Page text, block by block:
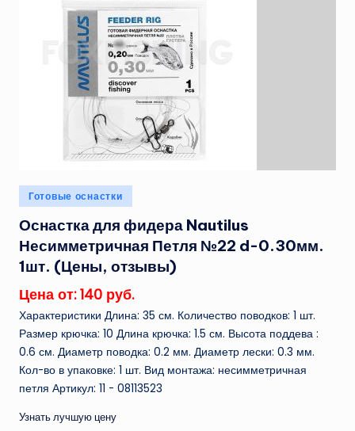
Опубликовано
в
Готовые оснастки
Оснастка для фидера Nautilus
Несимметричная Петля №22 d-0.30мм.
1шт. (Цены, отзывы)
Цена от: 140 руб.
Характеристики Длина: 35 см. Количество поводков: 1 шт.
Размер крючка: 10 Длина крючка: 1.5 см. Высота поддева :
0.6 см. Диаметр поводка: 0.2 мм. Диаметр лески: 0.3 мм.
Кол-во в упаковке: 1 шт. Вид монтажа: несимметричная
петля Артикул: 11 - 08113523
Узнать лучшую цену